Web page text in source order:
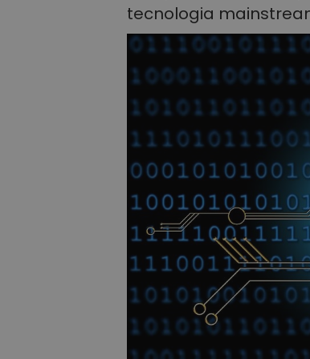
tecnologia